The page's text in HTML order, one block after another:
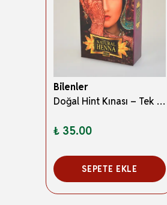
Bilenler
Doğal Hint Kınası – Tek Kutu Paket 16 gr – Çeyizlik ve Özel Günler İçin Kına
₺ 35.00
SEPETE EKLE